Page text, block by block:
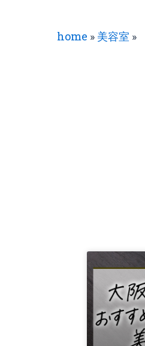
home » 美容室 »